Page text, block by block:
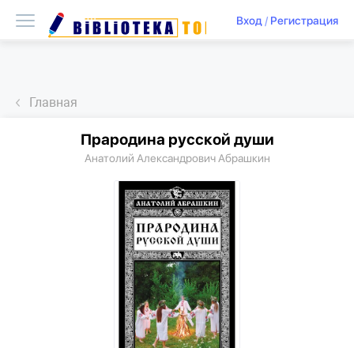
Вход/ Регистрация
Главная
Прародина русской души
Анатолий Александрович Абрашкин